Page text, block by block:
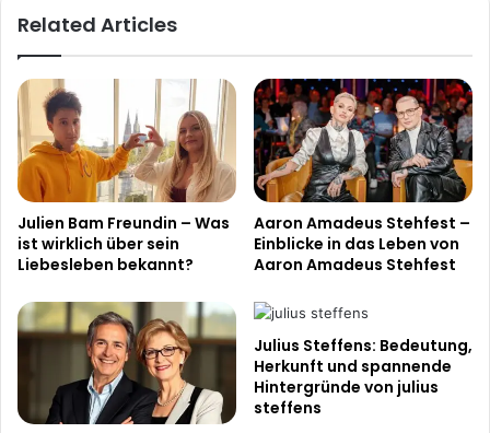
Related Articles
Julien Bam Freundin – Was
ist wirklich über sein
Liebesleben bekannt?
Aaron Amadeus Stehfest –
Einblicke in das Leben von
Aaron Amadeus Stehfest
Julius Steffens: Bedeutung,
Herkunft und spannende
Hintergründe von julius
steffens